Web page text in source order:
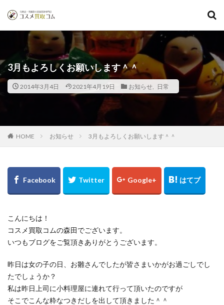
3月もよろしくお願いします＾＾
2014年3月4日 2021年4月19日 お知らせ, 日常
HOME お知らせ 3月もよろしくお願いします＾＾
こんにちは！
コスメ買取コムの森田でございます。
いつもブログをご覧頂きありがとうございます。
昨日は女の子の日、お雛さんでしたが皆さまいかがお過ごしでし
たでしょうか？
私は昨日上司に小料理屋に連れて行って頂いたのですが
そこでこんな粋なつきだしを出して頂きました＾＾